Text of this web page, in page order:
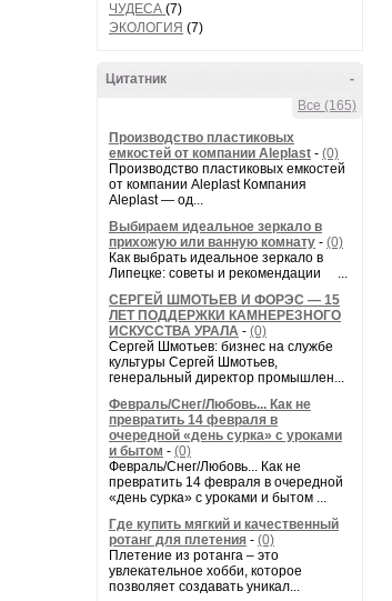
ЧУДЕСА (7)
ЭКОЛОГИЯ (7)
-
Цитатник
Все (165)
Производство пластиковых
емкостей от компании Aleplast - (0)
Производство пластиковых емкостей
от компании Aleplast Компания
Aleplast — од...
Выбираем идеальное зеркало в
прихожую или ванную комнату - (0)
Как выбрать идеальное зеркало в
Липецке: советы и рекомендации ...
СЕРГЕЙ ШМОТЬЕВ И ФОРЭС — 15
ЛЕТ ПОДДЕРЖКИ КАМНЕРЕЗНОГО
ИСКУССТВА УРАЛА - (0)
Сергей Шмотьев: бизнес на службе
культуры Сергей Шмотьев,
генеральный директор промышлен...
Февраль/Снег/Любовь... Как не
превратить 14 февраля в
очередной «день сурка» с уроками
и бытом - (0)
Февраль/Снег/Любовь... Как не
превратить 14 февраля в очередной
«день сурка» с уроками и бытом ...
Где купить мягкий и качественный
ротанг для плетения - (0)
Плетение из ротанга – это
увлекательное хобби, которое
позволяет создавать уникал...